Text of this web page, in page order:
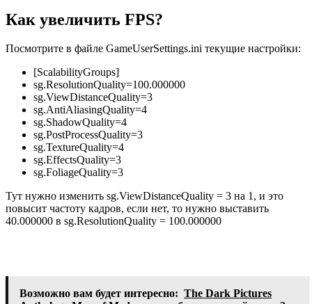
Как увеличить FPS?
Посмотрите в файле GameUserSettings.ini текущие настройки:
[ScalabilityGroups]
sg.ResolutionQuality=100.000000
sg.ViewDistanceQuality=3
sg.AntiAliasingQuality=4
sg.ShadowQuality=4
sg.PostProcessQuality=3
sg.TextureQuality=4
sg.EffectsQuality=3
sg.FoliageQuality=3
Тут нужно изменить sg.ViewDistanceQuality = 3 на 1, и это
повысит частоту кадров, если нет, то нужно выставить
40.000000 в sg.ResolutionQuality = 100.000000
Возможно вам будет интересно: The Dark Pictures